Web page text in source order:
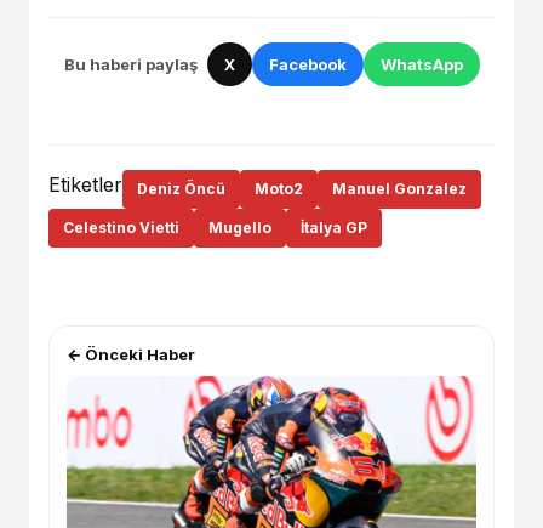
Bu haberi paylaş X Facebook WhatsApp
Etiketler Deniz Öncü Moto2 Manuel Gonzalez
Celestino Vietti Mugello İtalya GP
← Önceki Haber